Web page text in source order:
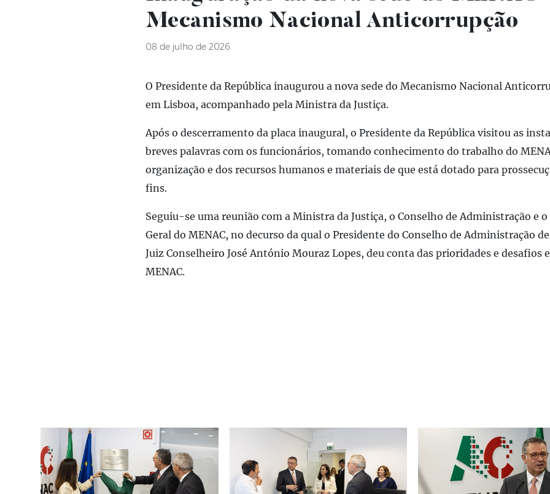
Mecanismo Nacional Anticorrupção
08 de julho de 2026
O Presidente da República inaugurou a nova sede do Mecanismo Nacional
em Lisboa, acompanhado pela Ministra da Justiça.
Após o descerramento da placa inaugural, o Presidente da República visitou as
breves palavras com os funcionários, tomando conhecimento do trabalho do
organização e dos recursos humanos e materiais de que está dotado para
fins.
Seguiu-se uma reunião com a Ministra da Justiça, o Conselho de Administração e
Geral do MENAC, no decurso da qual o Presidente do Conselho de Administração
Juiz Conselheiro José António Mouraz Lopes, deu conta das prioridades e desafios
MENAC.